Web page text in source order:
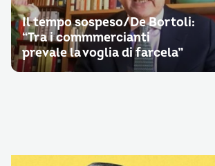
Il tempo sospeso/De Bortoli:
“Tra i commmercianti
prevale la voglia di farcela”